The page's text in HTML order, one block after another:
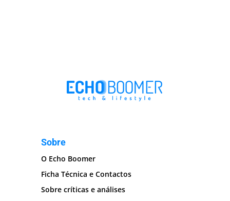
Sobre
O Echo Boomer
Ficha Técnica e Contactos
Sobre críticas e análises